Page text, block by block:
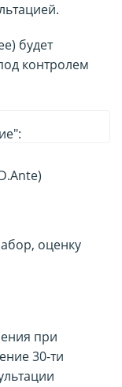
будет
контролем
оценку
при
30-ти